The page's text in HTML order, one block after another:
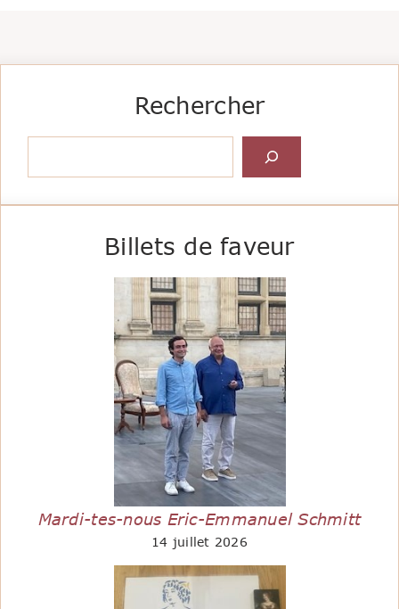
Rechercher
Billets de faveur
Mardi-tes-nous Eric-Emmanuel Schmitt
14 juillet 2026